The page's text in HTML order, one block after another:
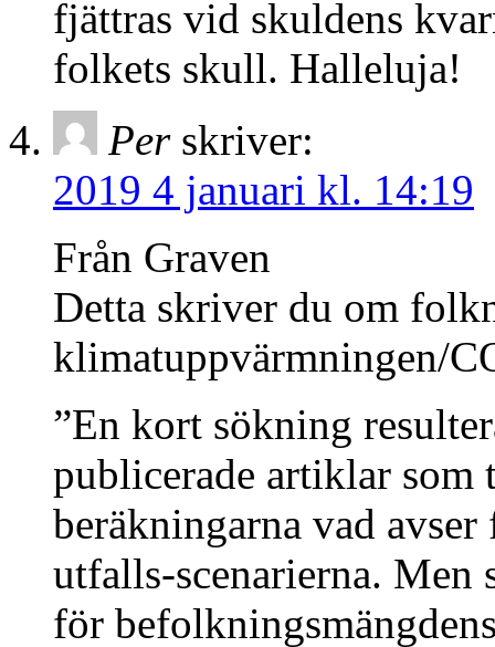
fjättras vid skuldens
folkets skull. Halleluja!
Per skriver:
2019 4 januari kl. 14:19
Från Graven
Detta skriver du om
klimatuppvärmningen/
”En kort sökning
publicerade artiklar som
beräkningarna vad
utfalls-scenarierna. Men
för